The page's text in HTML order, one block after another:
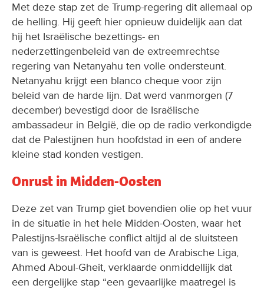
Met deze stap zet de Trump-regering dit allemaal op
de helling. Hij geeft hier opnieuw duidelijk aan dat
hij het Israëlische bezettings- en
nederzettingenbeleid van de extreemrechtse
regering van Netanyahu ten volle ondersteunt.
Netanyahu krijgt een blanco cheque voor zijn
beleid van de harde lijn. Dat werd vanmorgen (7
december) bevestigd door de Israëlische
ambassadeur in België, die op de radio verkondigde
dat de Palestijnen hun hoofdstad in een of andere
kleine stad konden vestigen.
Onrust in Midden-Oosten
Deze zet van Trump giet bovendien olie op het vuur
in de situatie in het hele Midden-Oosten, waar het
Palestijns-Israëlische conflict altijd al de sluitsteen
van is geweest. Het hoofd van de Arabische Liga,
Ahmed Aboul-Gheit, verklaarde onmiddellijk dat
een dergelijke stap “een gevaarlijke maatregel is